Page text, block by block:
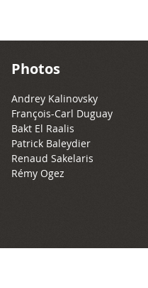
Photos
Andrey Kalinovsky
François-Carl Duguay
Bakt El Raalis
Patrick Baleydier
Renaud Sakelaris
Rémy Ogez